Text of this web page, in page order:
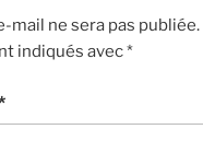
mail ne sera pas publiée.
indiqués avec*